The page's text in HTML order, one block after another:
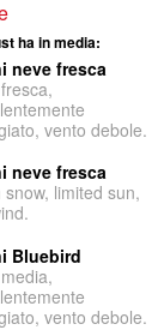
ha in media:
neve fresca
vento debole.
neve fresca
snow, limited sun,
Bluebird
vento debole.